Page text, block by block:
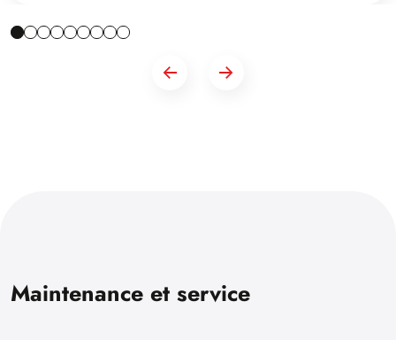
Maintenance et service